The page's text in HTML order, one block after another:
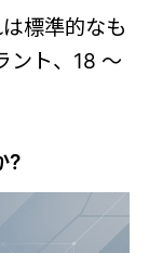
標準的なも
ント、18 ～
?